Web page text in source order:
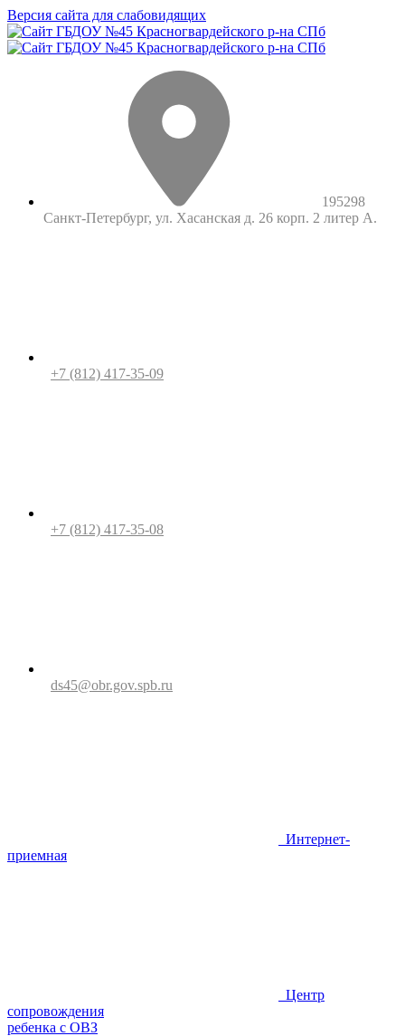
Версия сайта для слабовидящих
195298
Санкт-Петербург, ул. Хасанская д. 26 корп. 2 литер А.
+7 (812) 417-35-09
+7 (812) 417-35-08
ds45@obr.gov.spb.ru
Интернет-
приемная
Центр
сопровождения
ребенка с ОВЗ